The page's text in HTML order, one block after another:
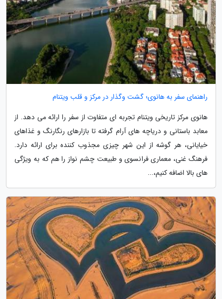
راهنمای سفر به هانوی؛ گشت وگذار در مرکز و قلب ویتنام
هانوی مرکز تاریخی ویتنام تجربه ای متفاوت از سفر را ارائه می دهد. از
معابد باستانی و دریاچه های آرام گرفته تا بازارهای رنگارنگ و غذاهای
خیایانی، هر گوشه از این شهر چیزی مجذوب کننده برای ارائه دارد.
فرهنگ غنی، معماری فرانسوی و طبیعت چشم نواز را هم که به ویژگی
های بالا اضافه کنیم،...